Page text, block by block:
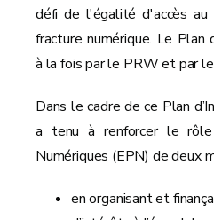
défi de l'égalité d'accès
fracture numérique. Le Plan
à la fois par le PRW et par
Dans le cadre de ce Plan
a tenu à renforcer le
Numériques (EPN) de deux
en organisant et